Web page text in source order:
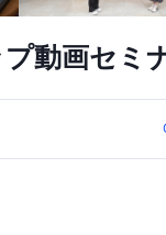
動画セミ